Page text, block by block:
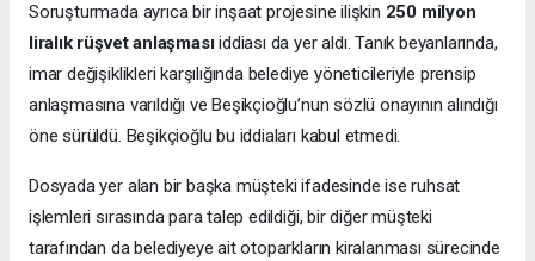
Soruşturmada ayrıca bir inşaat projesine ilişkin 250 milyon
liralık rüşvet anlaşmasıiddiası da yer aldı. Tanık beyanlarında,
imar değişiklikleri karşılığında belediye yöneticileriyle prensip
anlaşmasına varıldığı ve Beşikçioğlu’nun sözlü onayının alındığı
öne sürüldü. Beşikçioğlu bu iddiaları kabul etmedi.
Dosyada yer alan bir başka müşteki ifadesinde ise ruhsat
işlemleri sırasında para talep edildiği, bir diğer müşteki
tarafından da belediyeye ait otoparkların kiralanması sürecinde